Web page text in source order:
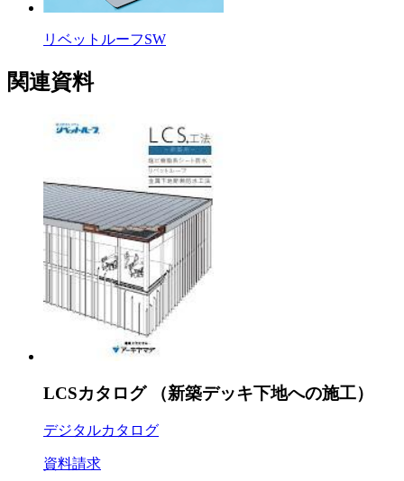
リベットルーフSW
関連資料
LCSカタログ （新築デッキ下地への施工）
デジタルカタログ
資料請求